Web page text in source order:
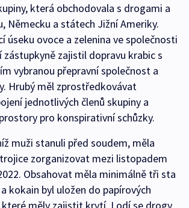
která obchodovala s drogami a
Německu a státech Jižní Ameriky.
úseku ovoce a zelenina ve společnosti
zajistil dopravu krabic s
vybranou přepravní společnost a
Hrubý měl zprostředkovávat
jednotlivých členů skupiny a
pro konspirativní schůzky.
muži stanuli před soudem, měla
zorganizovat mezi listopadem
Obsahovat měla minimálně tři sta
kokain byl uložen do papírových